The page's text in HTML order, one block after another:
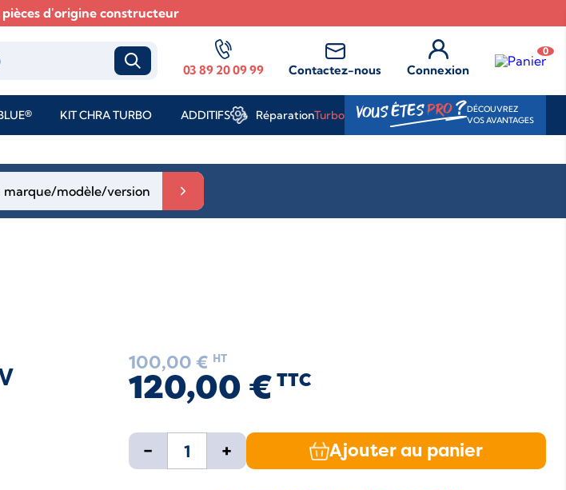
pièces d'origine constructeur
03 89 20 09 99 Contactez-nous Connexion
0
KIT CHRA TURBO ADDITIFS RéparationTurbo VOUS ÊTESPRO?DÉCOUVREZ
VOS AVANTAGES
marque/modèle/version
100,00 € HT
120,00 € TTC
- + Ajouter au panier